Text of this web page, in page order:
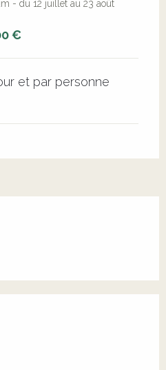
- du 12 juillet au 23 août
€
et par personne